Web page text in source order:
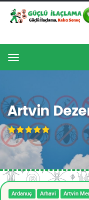
Menu
Artvin
Ardanuç Arhavi Artvin